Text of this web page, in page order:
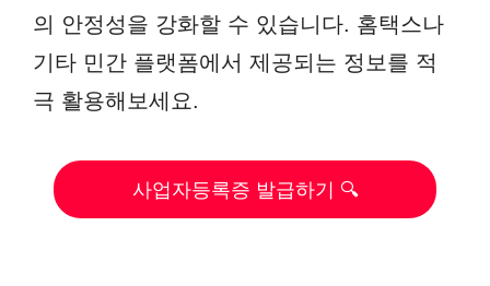
의 안정성을 강화할 수 있습니다. 홈택스나
기타 민간 플랫폼에서 제공되는 정보를 적
극 활용해보세요.
사업자등록증 발급하기 🔍